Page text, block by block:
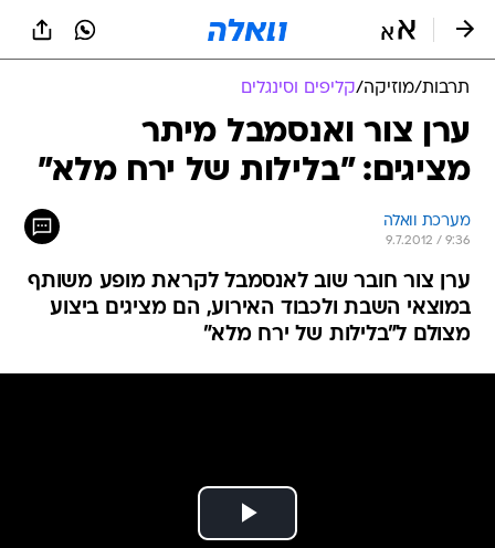
תרבות/מוזיקה/קליפים וסינגלים
ערן צור ואנסמבל מיתר
מציגים: "בלילות של ירח מלא"
מערכת וואלה
9.7.2012 / 9:36
ערן צור חובר שוב לאנסמבל לקראת מופע משותף
במוצאי השבת ולכבוד האירוע, הם מציגים ביצוע
מצולם ל"בלילות של ירח מלא"